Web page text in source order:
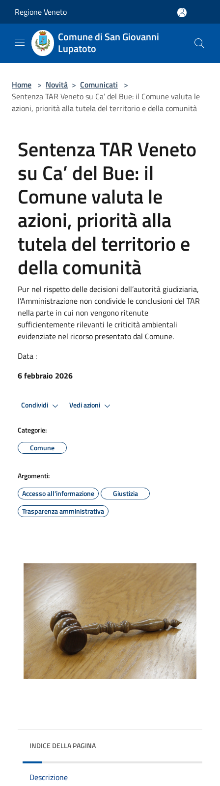
Regione Veneto
Comune di San Giovanni
Lupatoto
Home > Novità > Comunicati >
Sentenza TAR Veneto su Ca’ del Bue: il Comune valuta le
azioni, priorità alla tutela del territorio e della comunità
Sentenza TAR Veneto
su Ca’ del Bue: il
Comune valuta le
azioni, priorità alla
tutela del territorio e
della comunità
Pur nel rispetto delle decisioni dell’autorità giudiziaria,
l’Amministrazione non condivide le conclusioni del TAR
nella parte in cui non vengono ritenute
sufficientemente rilevanti le criticità ambientali
evidenziate nel ricorso presentato dal Comune.
Data :
6 febbraio 2026
Condividi Vedi azioni
Categorie:
Comune
Argomenti:
Accesso all'informazione
Giustizia
Trasparenza amministrativa
INDICE DELLA PAGINA
Descrizione